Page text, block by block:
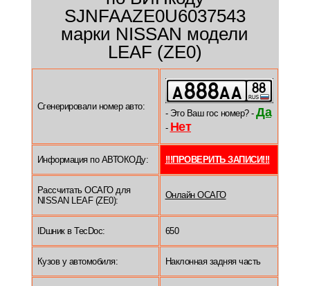
SJNFAAZE0U6037543
марки NISSAN модели
LEAF (ZE0)
Сгенерировали номер авто:
- Это Ваш гос номер? - Да
- Нет
Информация по АВТОКОДу: !!!ПРОВЕРИТЬ ЗАПИСИ!!!
Рассчитать ОСАГО для
NISSAN LEAF (ZE0):
Онлайн ОСАГО
IDшник в TecDoc: 650
Кузов у автомобиля: Наклонная задняя часть